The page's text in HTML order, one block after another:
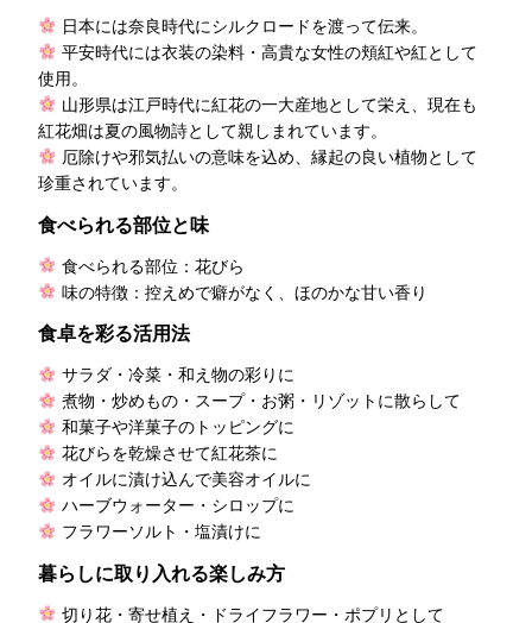
日本には奈良時代にシルクロードを渡って伝来。
平安時代には衣装の染料・高貴な女性の頬紅や紅として
使用。
山形県は江戸時代に紅花の一大産地として栄え、現在も
紅花畑は夏の風物詩として親しまれています。
厄除けや邪気払いの意味を込め、縁起の良い植物として
珍重されています。
食べられる部位と味
食べられる部位：花びら
味の特徴：控えめで癖がなく、ほのかな甘い香り
食卓を彩る活用法
サラダ・冷菜・和え物の彩りに
煮物・炒めもの・スープ・お粥・リゾットに散らして
和菓子や洋菓子のトッピングに
花びらを乾燥させて紅花茶に
オイルに漬け込んで美容オイルに
ハーブウォーター・シロップに
フラワーソルト・塩漬けに
暮らしに取り入れる楽しみ方
切り花・寄せ植え・ドライフラワー・ポプリとして